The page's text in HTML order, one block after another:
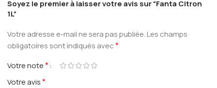
Soyez le premier à laisser votre avis sur “Fanta Citron
1L”
Votre adresse e-mail ne sera pas publiée.Les champs
obligatoires sont indiqués avec*
Votre note*
Votre avis*